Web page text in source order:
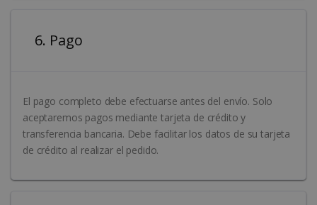
6. Pago
El pago completo debe efectuarse antes del envío. Solo
aceptaremos pagos mediante tarjeta de crédito y
transferencia bancaria. Debe facilitar los datos de su tarjeta
de crédito al realizar el pedido.